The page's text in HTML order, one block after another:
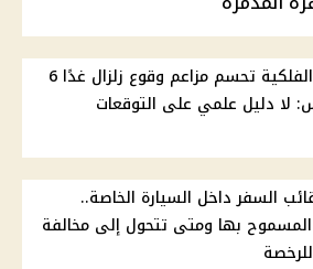
البحوث الفلكية تحسم مزاعم وقوع زلزال غدًا 6
دليل علمي على التوقعات
السفر داخل السيارة الخاصة..
المسموح بها ومتى تتحول إلى مخالفة